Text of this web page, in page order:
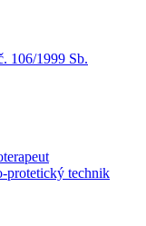
106/1999 Sb.
protetický technik